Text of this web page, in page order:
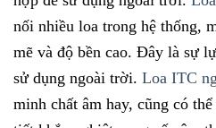
nối nhiều loa trong hệ thống,
mẽ và độ bền cao. Đây là sự
sử dụng ngoài trời. Loa ITC
minh chất âm hay, cũng có